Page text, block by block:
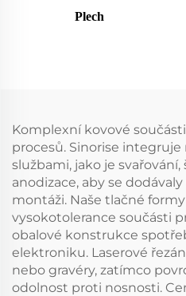
Plech
Komplexní kovové
procesů. Sinorise
službami, jako je
anodizace, aby se
montáži. Naše tlačné
vysokotolerance součásti
obalové konstrukce
elektroniku. Laserové
nebo gravéry, zatímco
odolnost proti nosnosti.